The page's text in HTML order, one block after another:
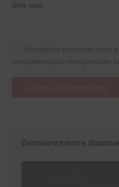
Site web
Enregistrer mon nom, mon
navigateur pour mon prochain
Découvrez notre